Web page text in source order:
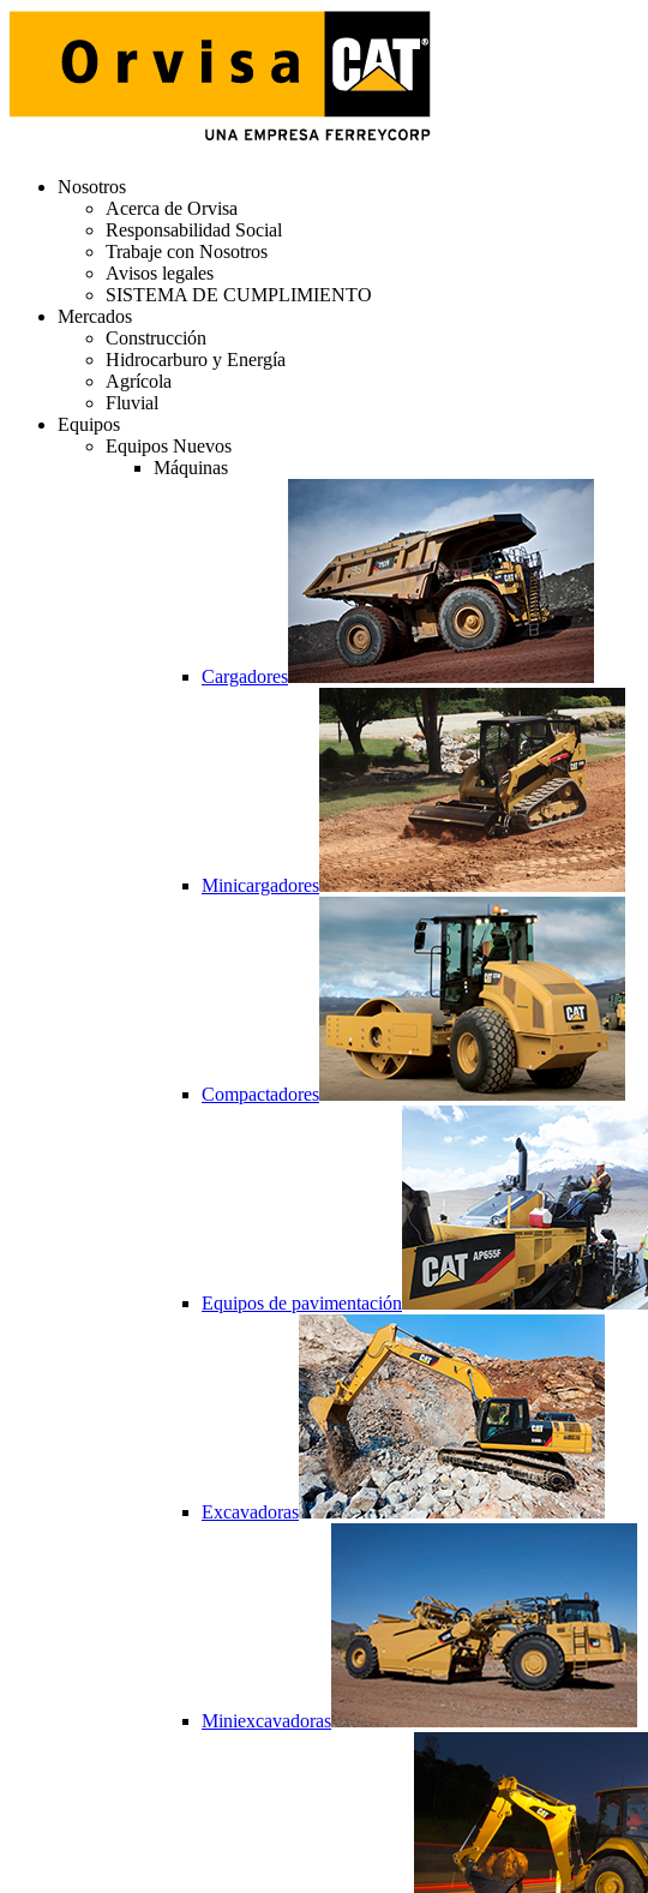
Nosotros
Acerca de Orvisa
Responsabilidad Social
Trabaje con Nosotros
Avisos legales
SISTEMA DE CUMPLIMIENTO
Mercados
Construcción
Hidrocarburo y Energía
Agrícola
Fluvial
Equipos
Equipos Nuevos
Máquinas
Cargadores
Minicargadores
Compactadores
Equipos de pavimentación
Excavadoras
Miniexcavadoras